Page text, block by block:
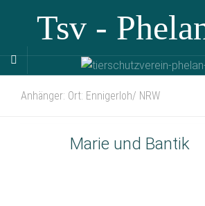
Tsv -
Anhänger: Ort: Ennigerloh/ NRW
Marie und Bantik